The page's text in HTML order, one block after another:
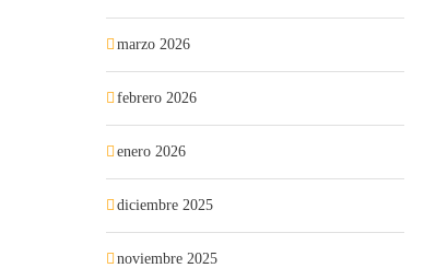
marzo 2026
febrero 2026
enero 2026
diciembre 2025
noviembre 2025